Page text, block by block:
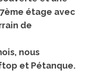
étage avec
de
nous
et Pétanque.